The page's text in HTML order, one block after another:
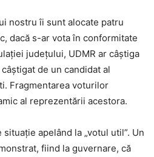
nostru îi sunt alocate patru
dacă s-ar vota în conformitate
județului, UDMR ar câștiga
de un candidat al
Fragmentarea voturilor
al reprezentării acestora.
apelând la „votul util”. Un
fiind la guvernare, că